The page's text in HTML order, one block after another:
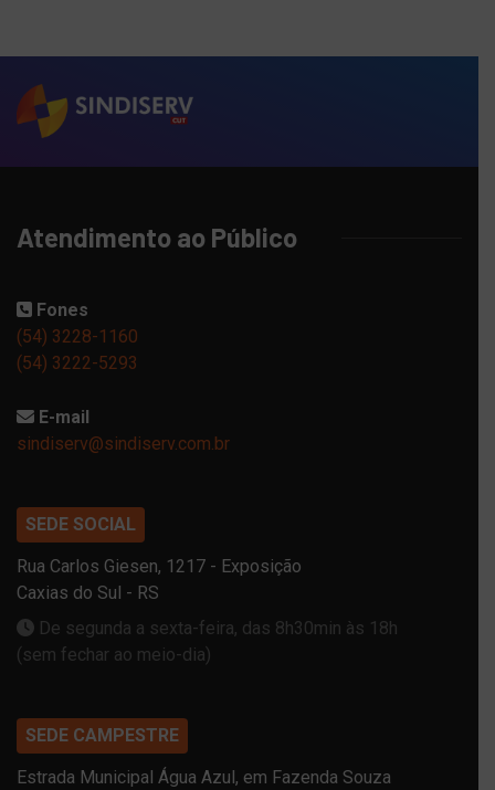
Atendimento ao Público
Fones
(54) 3228-1160
(54) 3222-5293
E-mail
sindiserv@sindiserv.com.br
SEDE SOCIAL
Rua Carlos Giesen, 1217 - Exposição
Caxias do Sul - RS
De segunda a sexta-feira, das 8h30min às 18h
(sem fechar ao meio-dia)
SEDE CAMPESTRE
Estrada Municipal Água Azul, em Fazenda Souza